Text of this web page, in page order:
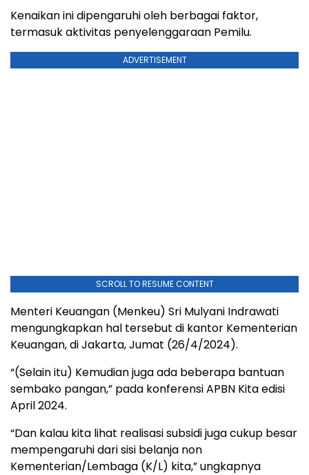
Kenaikan ini dipengaruhi oleh berbagai faktor,
termasuk aktivitas penyelenggaraan Pemilu.
ADVERTISEMENT
SCROLL TO RESUME CONTENT
Menteri Keuangan (Menkeu) Sri Mulyani Indrawati
mengungkapkan hal tersebut di kantor Kementerian
Keuangan, di Jakarta, Jumat (26/4/2024).
“(Selain itu) Kemudian juga ada beberapa bantuan
sembako pangan,” pada konferensi APBN Kita edisi
April 2024.
“Dan kalau kita lihat realisasi subsidi juga cukup besar
mempengaruhi dari sisi belanja non
Kementerian/Lembaga (K/L) kita,” ungkapnya